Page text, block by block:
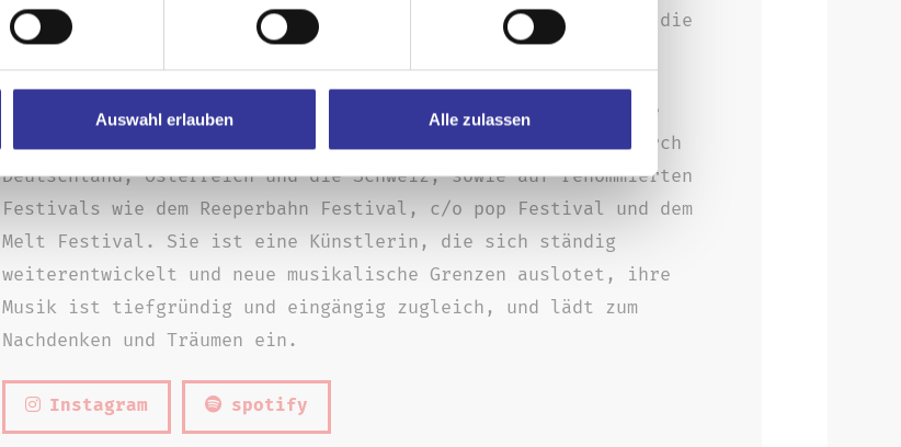
Auswahl erlauben Alle zulassen
Songs reflektiert sie Themen wie Selbstfindung, Verlust und die
Suche nach dem eigenen Platz in der Welt.
Durch energiegeladene Live-Auftritte hat sich Karo Lynn eine
stetig wachsende Fangemeinde erspielt und tourte bereits durch
Deutschland, Österreich und die Schweiz, sowie auf renommierten
Festivals wie dem Reeperbahn Festival, c/o pop Festival und dem
Melt Festival. Sie ist eine Künstlerin, die sich ständig
weiterentwickelt und neue musikalische Grenzen auslotet, ihre
Musik ist tiefgründig und eingängig zugleich, und lädt zum
Nachdenken und Träumen ein.
Instagram spotify